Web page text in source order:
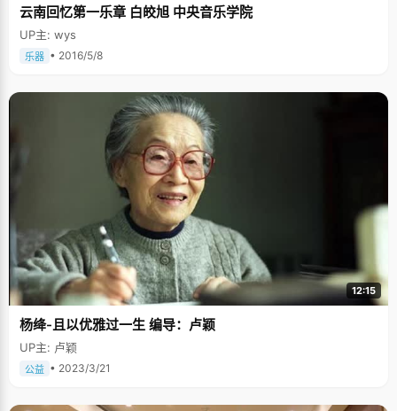
云南回忆第一乐章 白皎旭 中央音乐学院
UP主: wys
乐器 • 2016/5/8
12:15
杨绛-且以优雅过一生 编导：卢颖
UP主: 卢颖
公益 • 2023/3/21